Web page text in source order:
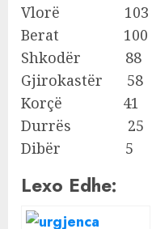
Vlorë 103
Berat 100
Shkodër 88
Gjirokastër 58
Korçë 41
Durrës 25
Dibër 5
Lexo Edhe: